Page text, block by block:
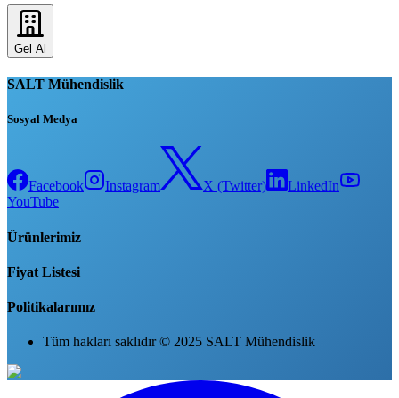
Gel Al
SALT Mühendislik
Sosyal Medya
Facebook Instagram X (Twitter)
LinkedIn
YouTube
Ürünlerimiz
Fiyat Listesi
Politikalarımız
Tüm hakları saklıdır © 2025 SALT Mühendislik